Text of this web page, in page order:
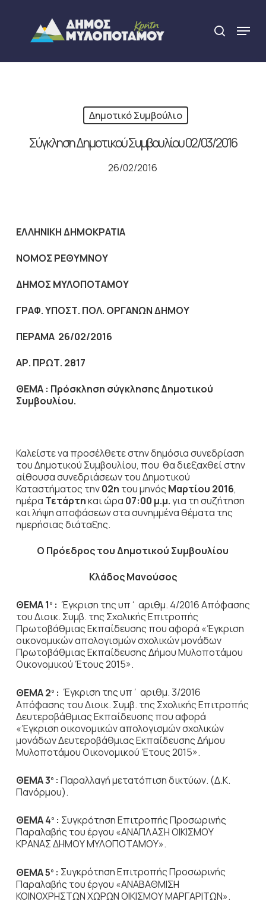
content
search
Menu
Δημοτικό Συμβούλιο
Σύγκληση Δημοτικού Συμβουλίου 02/03/2016
26/02/2016
ΕΛΛΗΝΙΚΗ ΔΗΜΟΚΡΑΤΙΑ
NOMOΣ ΡΕΘΥΜΝΟΥ
ΔΗΜΟΣ ΜΥΛΟΠΟΤΑΜΟΥ
ΓΡΑΦ. ΥΠΟΣΤ. ΠΟΛ. ΟΡΓΑΝΩΝ ΔΗΜΟΥ
ΠΕΡΑΜΑ 26/02/2016
ΑΡ. ΠΡΩΤ. 2817
ΘΕΜΑ : Πρόσκληση σύγκλησης Δημοτικού
Συμβουλίου.
Καλείστε να προσέλθετε στην δημόσιασυνεδρίαση
του Δημοτικού Συμβουλίου, που θα διεξαχθεί στην
αίθουσα συνεδριάσεων του Δημοτικού
Καταστήματος την02η του μηνός Μαρτίου 2016,
ημέρα Τετάρτηκαι ώρα 07:00 μ.μ.για τη συζήτηση
και λήψη αποφάσεων στα συνημμένα θέματα της
ημερήσιας διάταξης.
Ο Πρόεδρος του Δημοτικού Συμβουλίου
Κλάδος Μανούσος
ΘΕΜΑ 1 ο: Έγκριση της υπ΄ αριθμ. 4/2016 Απόφασης
του Διοικ. Συμβ. της Σχολικής Επιτροπής
Πρωτοβάθμιας Εκπαίδευσης που αφορά «Έγκριση
οικονομικών απολογισμών σχολικών μονάδων
Πρωτοβάθμιας Εκπαίδευσης Δήμου Μυλοποτάμου
Οικονομικού Έτους 2015».
ΘΕΜΑ 2ο: Έγκριση της υπ΄ αριθμ. 3/2016
Απόφασης του Διοικ. Συμβ. της Σχολικής Επιτροπής
Δευτεροβάθμιας Εκπαίδευσης που αφορά
«Έγκριση οικονομικών απολογισμών σχολικών
μονάδων Δευτεροβάθμιας Εκπαίδευσης Δήμου
Μυλοποτάμου Οικονομικού Έτους 2015».
ΘΕΜΑ 3ο: Παραλλαγή μετατόπιση δικτύων. (Δ.Κ.
Πανόρμου).
ΘΕΜΑ 4ο: Συγκρότηση Επιτροπής Προσωρινής
Παραλαβής του έργου «ΑΝΑΠΛΑΣΗ ΟΙΚΙΣΜΟΥ
ΚΡΑΝΑΣ ΔΗΜΟΥ ΜΥΛΟΠΟΤΑΜΟΥ».
ΘΕΜΑ 5ο: Συγκρότηση Επιτροπής Προσωρινής
Παραλαβής του έργου «ΑΝΑΒΑΘΜΙΣΗ
ΚΟΙΝΟΧΡΗΣΤΩΝ ΧΩΡΩΝ ΟΙΚΙΣΜΟΥ ΜΑΡΓΑΡΙΤΩΝ».
Close